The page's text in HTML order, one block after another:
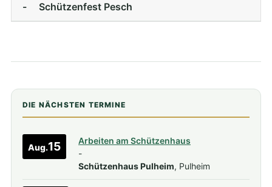
- Schützenfest Pesch
DIE NÄCHSTEN TERMINE
Aug.15
Arbeiten am Schützenhaus
-
Schützenhaus Pulheim, Pulheim